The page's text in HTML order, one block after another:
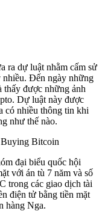
ra dự luật nhằm cấm sử
nhiều. Đến ngày những
thấy được những ảnh
Dự luật này được
có nhiều thông tin khi
như thế nào.
đại biểu quốc hội
với án tù 7 năm và số
trong các giao dịch tài
điện tử bằng tiền mặt
hàng Nga.